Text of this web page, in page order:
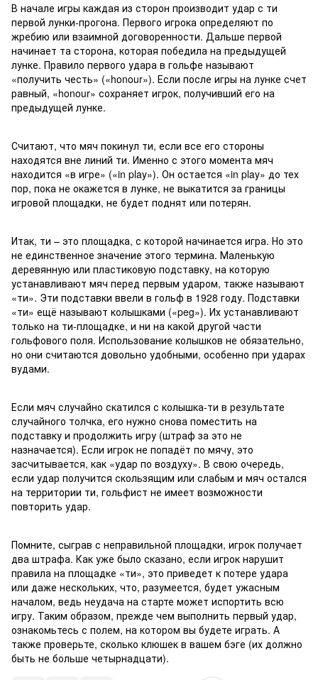
В начале игры каждая из сторон производит удар с ти
первой лунки-прогона. Первого игрока определяют по
жребию или взаимной договоренности. Дальше первой
начинает та сторона, которая победила на предыдущей
лунке. Правило первого удара в гольфе называют
«получить честь» («honour»). Если после игры на лунке счет
равный, «honour» сохраняет игрок, получивший его на
предыдущей лунке.
Считают, что мяч покинул ти, если все его стороны
находятся вне линий ти. Именно с этого момента мяч
находится «в игре» («in play»). Он остается «in play» до тех
пор, пока не окажется в лунке, не выкатится за границы
игровой площадки, не будет поднят или потерян.
Итак, ти – это площадка, с которой начинается игра. Но это
не единственное значение этого термина. Маленькую
деревянную или пластиковую подставку, на которую
устанавливают мяч перед первым ударом, также называют
«ти». Эти подставки ввели в гольф в 1928 году. Подставки
«ти» ещё называют колышками («peg»). Их устанавливают
только на ти-площадке, и ни на какой другой части
гольфового поля. Использование колышков не обязательно,
но они считаются довольно удобными, особенно при ударах
вудами.
Если мяч случайно скатился с колышка-ти в результате
случайного толчка, его нужно снова поместить на
подставку и продолжить игру (штраф за это не
назначается). Если игрок не попадёт по мячу, это
засчитывается, как «удар по воздуху». В свою очередь,
если удар получится скользящим или слабым и мяч остался
на территории ти, гольфист не имеет возможности
повторить удар.
Помните, сыграв с неправильной площадки, игрок получает
два штрафа. Как уже было сказано, если игрок нарушит
правила на площадке «ти», это приведет к потере удара
или даже нескольких, что, разумеется, будет ужасным
началом, ведь неудача на старте может испортить всю
игру. Таким образом, прежде чем выполнить первый удар,
ознакомьтесь с полем, на котором вы будете играть. А
также проверьте, сколько клюшек в вашем бэге (их должно
быть не больше четырнадцати).